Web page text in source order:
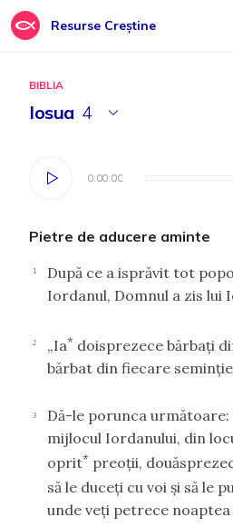
Resurse Creștine
BIBLIA
Iosua 4
0:00:00
0:00:00
Pietre de aducere aminte
1 După ce a isprăvit tot
Iordanul, Domnul a zis lui
2 „Ia* doisprezece bărbaţi
bărbat din fiecare
3
Dă-le porunca următoare:
mijlocul Iordanului, din
oprit* preoţii,
să le duceţi cu voi şi să le
unde veţi petrece noaptea